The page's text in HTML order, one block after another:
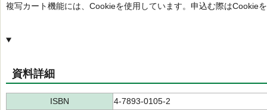
複写カート機能には、Cookieを使用しています。申込む際はCookie
資料詳細
ISBN
4-7893-0105-2